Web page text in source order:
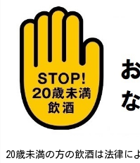
20歳未満の方の飲酒は法律に